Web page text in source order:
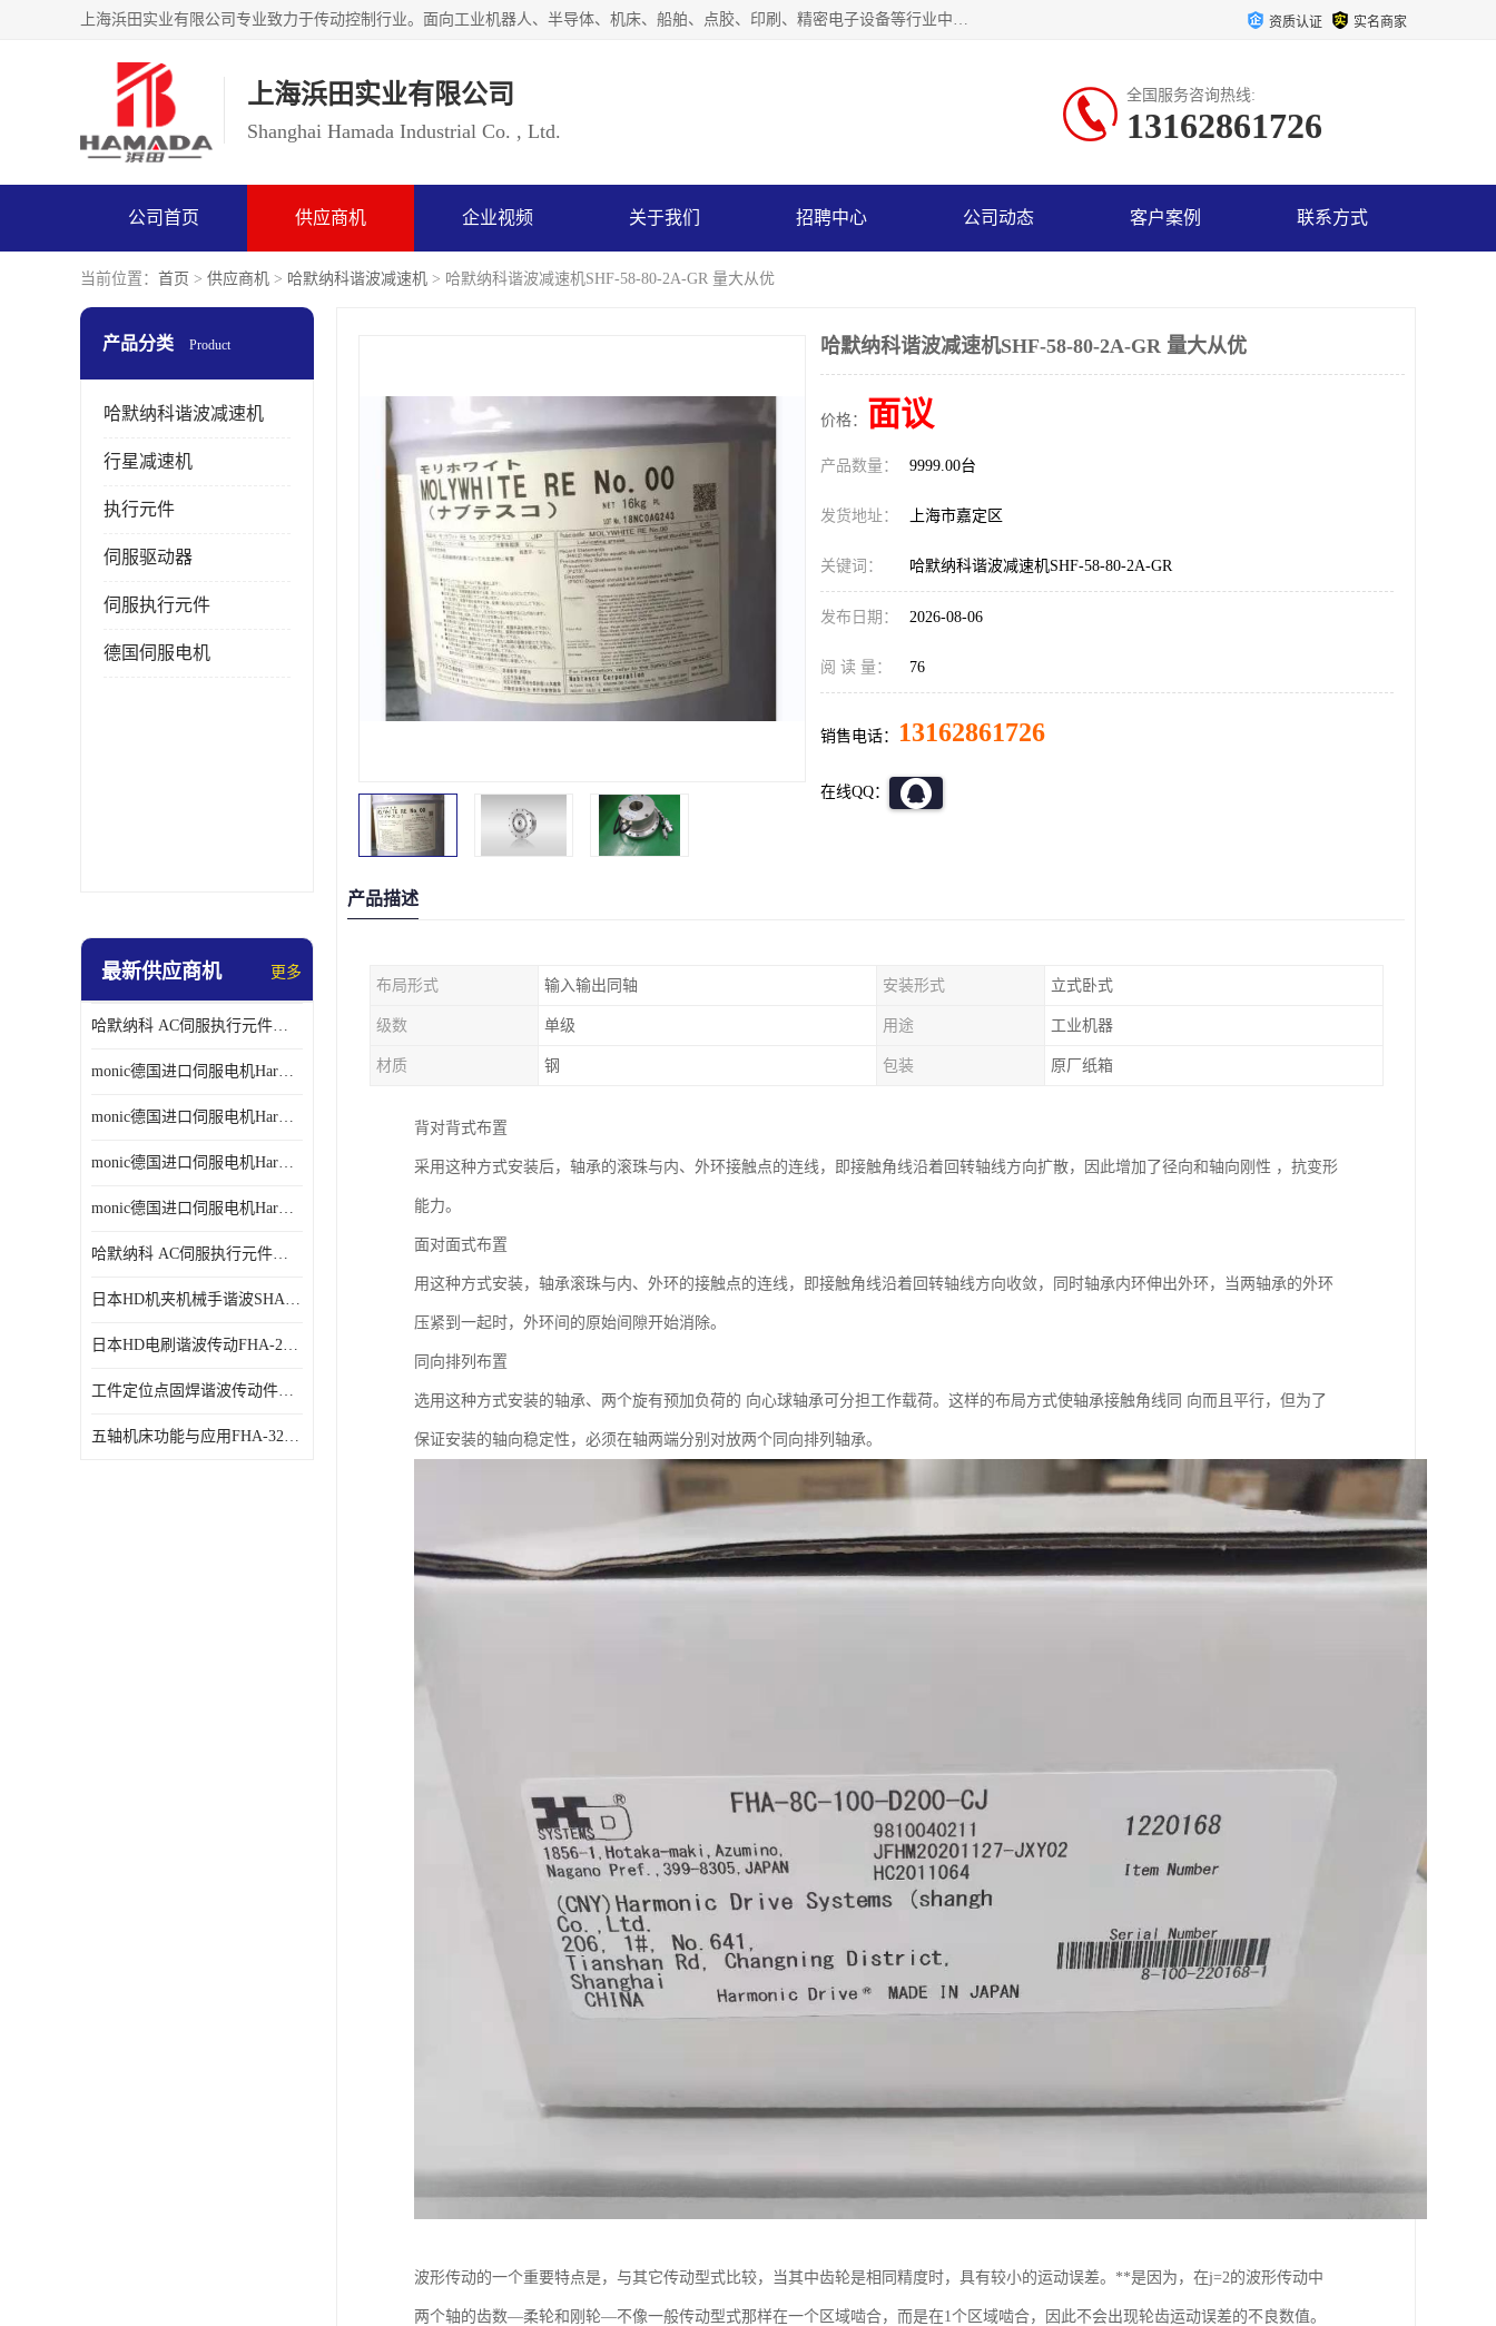
上海浜田实业有限公司专业致力于传动控制行业。面向工业机器人、半导体、机床、船舶、点胶、印刷、精密电子设备等行业中的运动控制技术。为日本哈默纳科（HarmonicDrive简称HD）中国地区定代理商，其生产的HarmonicDrive谐波减速机，具有轻量、小型、传动效率高、减速范围广、精度高等特点，被广泛应用于各种传动系统中。完善的技术，完善的售后，让您的选择无后顾之忧，欢迎您的来电洽谈！ 资质认证 实名商家
上海浜田实业有限公司
Shanghai Hamada Industrial Co. , Ltd.
全国服务咨询热线:
13162861726
公司首页 供应商机 企业视频 关于我们 招聘中心 公司动态 客户案例 联系方式
当前位置： 首页 > 供应商机 > 哈默纳科谐波减速机 > 哈默纳科谐波减速机SHF-58-80-2A-GR 量大从优
产品分类 Product
哈默纳科谐波减速机
行星减速机
执行元件
伺服驱动器
伺服执行元件
德国伺服电机
最新供应商机 更多
哈默纳科 AC伺服执行元件扁平型SHA系列 议价
monic德国进口伺服电机Har中国总代理单价
monic德国进口伺服电机Har中国总代理代理
monic德国进口伺服电机Har中国总代理公司
monic德国进口伺服电机Har中国总代理供应
哈默纳科 AC伺服执行元件扁平型SHA系列
日本HD机夹机械手谐波SHA32A120CG-B12B
日本HD电刷谐波传动FHA-25C-50-E250-C
工件定位点固焊谐波传动件哈默纳科CSF-45-100-2UH
五轴机床功能与应用FHA-32C-50-US250
哈默纳科谐波减速机SHF-58-80-2A-GR 量大从优
价格： 面议
产品数量： 9999.00台
发货地址： 上海市嘉定区
关键词： 哈默纳科谐波减速机SHF-58-80-2A-GR
发布日期： 2026-08-06
阅 读 量： 76
销售电话： 13162861726
在线QQ：
产品描述
布局形式 输入输出同轴 安装形式 立式卧式
级数 单级 用途 工业机器
材质 钢 包装 原厂纸箱
背对背式布置
采用这种方式安装后，轴承的滚珠与内、外环接触点的连线，即接触角线沿着回转轴线方向扩散，因此增加了径向和轴向刚性 ，抗变形
能力。
面对面式布置
用这种方式安装，轴承滚珠与内、外环的接触点的连线，即接触角线沿着回转轴线方向收敛，同时轴承内环伸出外环，当两轴承的外环
压紧到一起时，外环间的原始间隙开始消除。
同向排列布置
选用这种方式安装的轴承、两个旋有预加负荷的 向心球轴承可分担工作载荷。这样的布局方式使轴承接触角线同 向而且平行，但为了
保证安装的轴向稳定性，必须在轴两端分别对放两个同向排列轴承。
波形传动的一个重要特点是，与其它传动型式比较，当其中齿轮是相同精度时，具有较小的运动误差。**是因为，在j=2的波形传动中
两个轴的齿数—柔轮和刚轮—不像一般传动型式那样在一个区域啮合，而是在1个区域啮合，因此不会出现轮齿运动误差的不良数值。